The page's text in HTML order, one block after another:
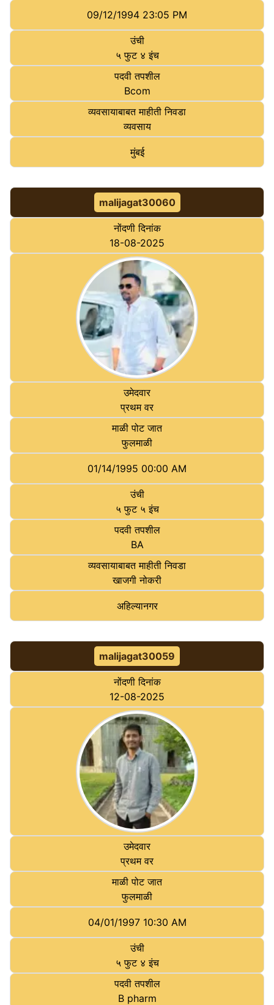
09/12/1994 23:05 PM
उंची
५ फुट ४ इंच
पदवी तपशील
Bcom
व्यवसायाबाबत माहीती निवडा
व्यवसाय
मुंबई
malijagat30060
नोंदणी दिनांक
18-08-2025
उमेदवार
प्रथम वर
माळी पोट जात
फुलमाळी
01/14/1995 00:00 AM
उंची
५ फुट ५ इंच
पदवी तपशील
BA
व्यवसायाबाबत माहीती निवडा
खाजगी नोकरी
अहि‍ल्‍यानगर
malijagat30059
नोंदणी दिनांक
12-08-2025
उमेदवार
प्रथम वर
माळी पोट जात
फुलमाळी
04/01/1997 10:30 AM
उंची
५ फुट ४ इंच
पदवी तपशील
B pharm